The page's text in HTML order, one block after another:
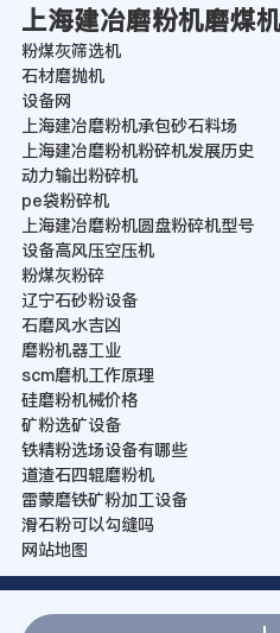
上海建冶磨粉机磨煤
粉煤灰筛选机
石材磨抛机
设备网
上海建冶磨粉机承包砂石料场
上海建冶磨粉机粉碎机发展历史
动力输出粉碎机
pe袋粉碎机
上海建冶磨粉机圆盘粉碎机型号
设备高风压空压机
粉煤灰粉碎
辽宁石砂粉设备
石磨风水吉凶
磨粉机器工业
scm磨机工作原理
硅磨粉机械价格
矿粉选矿设备
铁精粉选场设备有哪些
道渣石四辊磨粉机
雷蒙磨铁矿粉加工设备
滑石粉可以勾缝吗
网站地图